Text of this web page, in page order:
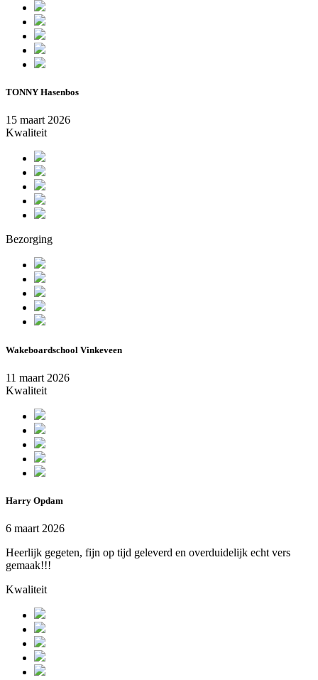
TONNY Hasenbos
15 maart 2026
Kwaliteit
Bezorging
Wakeboardschool Vinkeveen
11 maart 2026
Kwaliteit
Harry Opdam
6 maart 2026
Heerlijk gegeten, fijn op tijd geleverd en overduidelijk echt vers
gemaak!!!
Kwaliteit